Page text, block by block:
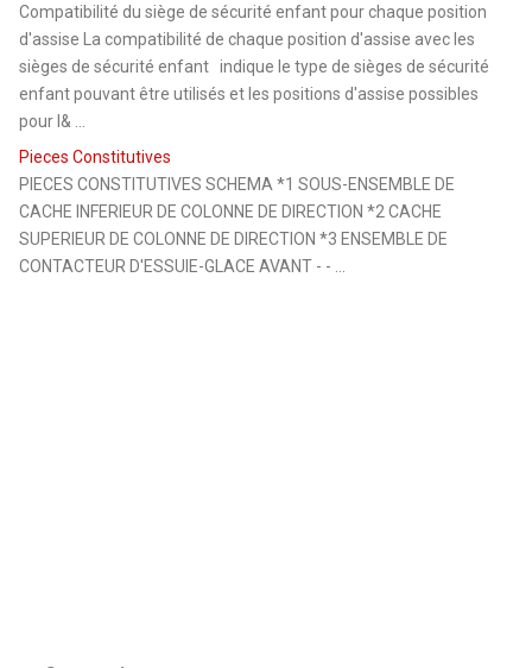
Compatibilité du siège de sécurité enfant pour chaque position
d'assise La compatibilité de chaque position d'assise avec les
sièges de sécurité enfant indique le type de sièges de sécurité
enfant pouvant être utilisés et les positions d'assise possibles
pour l& ...
Pieces Constitutives
PIECES CONSTITUTIVES SCHEMA *1 SOUS-ENSEMBLE DE
CACHE INFERIEUR DE COLONNE DE DIRECTION *2 CACHE
SUPERIEUR DE COLONNE DE DIRECTION *3 ENSEMBLE DE
CONTACTEUR D'ESSUIE-GLACE AVANT - - ...